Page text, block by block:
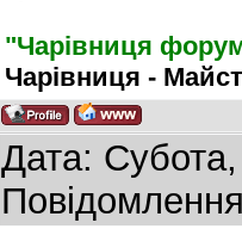
"Чарівниця
Чарівниця -
Дата: